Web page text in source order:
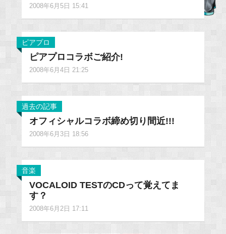
2008年6月5日 15:41
ピアプロ
ピアプロコラボご紹介!
2008年6月4日 21:25
過去の記事
オフィシャルコラボ締め切り間近!!!
2008年6月3日 18:56
音楽
VOCALOID TESTのCDって覚えてま
す？
2008年6月2日 17:11